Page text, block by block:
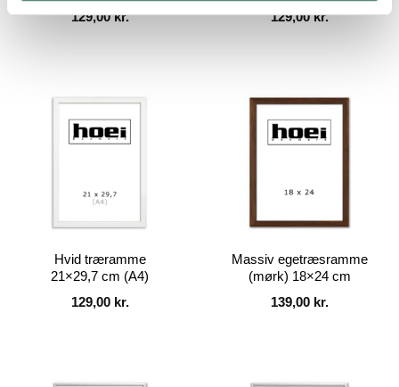
129,00kr.
129,00kr.
Hvid træramme
21×29,7 cm (A4)
129,00 kr.
Massiv egetræsramme
(mørk) 18×24 cm
139,00 kr.